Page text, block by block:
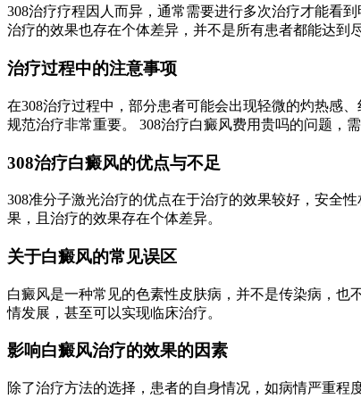
308治疗疗程因人而异，通常需要进行多次治疗才能看
治疗的效果也存在个体差异，并不是所有患者都能达到
治疗过程中的注意事项
在308治疗过程中，部分患者可能会出现轻微的灼热感
规范治疗非常重要。 308治疗白癜风费用贵吗的问题，
308治疗白癜风的优点与不足
308准分子激光治疗的优点在于治疗的效果较好，安全
果，且治疗的效果存在个体差异。
关于白癜风的常见误区
白癜风是一种常见的色素性皮肤病，并不是传染病，
情发展，甚至可以实现临床治疗。
影响白癜风治疗的效果的因素
除了治疗方法的选择，患者的自身情况，如病情严重程